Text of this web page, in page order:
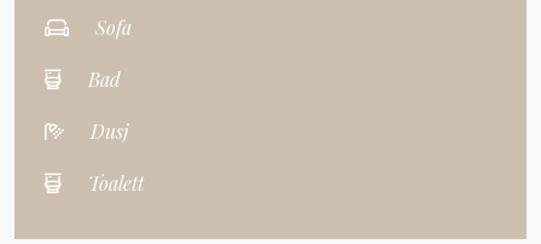
Sofa
Bad
Dusj
Toalett